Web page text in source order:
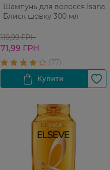
Шампунь для волосся Isana
Блиск шовку 300 мл
119,99 ГРН
71,99 ГРН